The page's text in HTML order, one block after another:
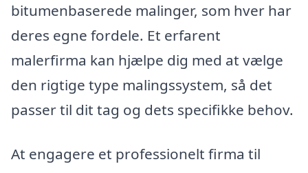
bitumenbaserede malinger, som hver har
deres egne fordele. Et erfarent
malerfirma kan hjælpe dig med at vælge
den rigtige type malingssystem, så det
passer til dit tag og dets specifikke behov.
At engagere et professionelt firma til